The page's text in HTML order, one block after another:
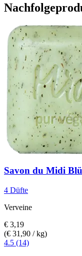
Savon du Midi
4 Düfte
Verveine
€ 3,19
(€ 31,90 / kg)
4.5 (14)